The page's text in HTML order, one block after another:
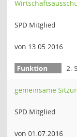
SPD Mitglied
von 13.05.2016
2.
gemeinsame
SPD Mitglied
von 01.07.2016